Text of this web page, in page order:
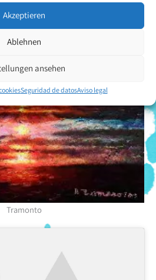
Akzeptieren
Ablehnen
ansehen
Seguridad de datosAviso legal
Tramonto